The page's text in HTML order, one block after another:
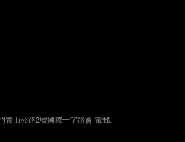
青山公路2號國際十字路會 電郵: